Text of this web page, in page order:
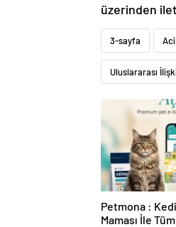
üzerinden
3-sayfa
Uluslararası
Petmona :
Maması İle